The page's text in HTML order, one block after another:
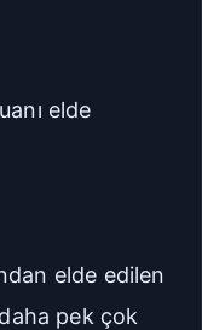
elde
elde edilen
pek çok